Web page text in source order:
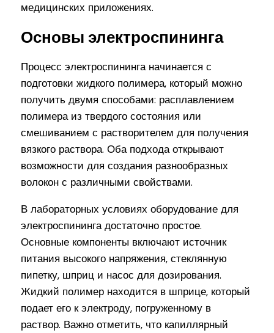
медицинских приложениях.
Основы электроспининга
Процесс электроспининга начинается с
подготовки жидкого полимера, который можно
получить двумя способами: расплавлением
полимера из твердого состояния или
смешиванием с растворителем для получения
вязкого раствора. Оба подхода открывают
возможности для создания разнообразных
волокон с различными свойствами.
В лабораторных условиях оборудование для
электроспининга достаточно простое.
Основные компоненты включают источник
питания высокого напряжения, стеклянную
пипетку, шприц и насос для дозирования.
Жидкий полимер находится в шприце, который
подает его к электроду, погруженному в
раствор. Важно отметить, что капиллярный